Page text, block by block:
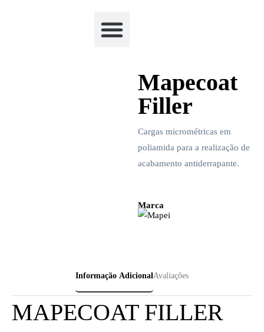
Mapecoat
Filler
Cargas micrométricas em
poliamida para a realização de
acabamento antiderrapante.
Marca
Informação AdicionalAvaliações
MAPECOAT FILLER